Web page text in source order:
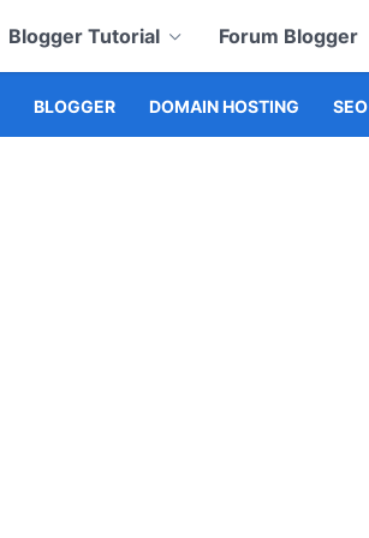
Blogger Tutorial Forum Blogger
BLOGGER DOMAIN HOSTING SEO